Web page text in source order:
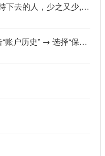
成功道路其实也并不拥挤，坚持下去的人，少之又少,说的真好
1准备数据在MT4中，右键点击“账户历史” → 选择“保存为详细户口结单” → 保存为一个HTML文件。用Excel打开这个HTML文件，或者打开它并复制全部内容，粘贴到一个空白Excel工作表中。2使用你的.xlsm文件打开你已经保存好的“MT4报表合并神器.xlsm”文件。将上一步中未处理的两行数据，复制并粘贴到这个.xlsm文件的第一个工作表中。3运行宏在Excel中，按快捷键 Alt + F8 打开“宏”对话框。选择名为 MergeMT4Statement_Ultimate 的宏，然后点击“执行”或“运行”。4完成宏运行后，你会发现原本错位成两行的数据，已经自动合并成一行了。